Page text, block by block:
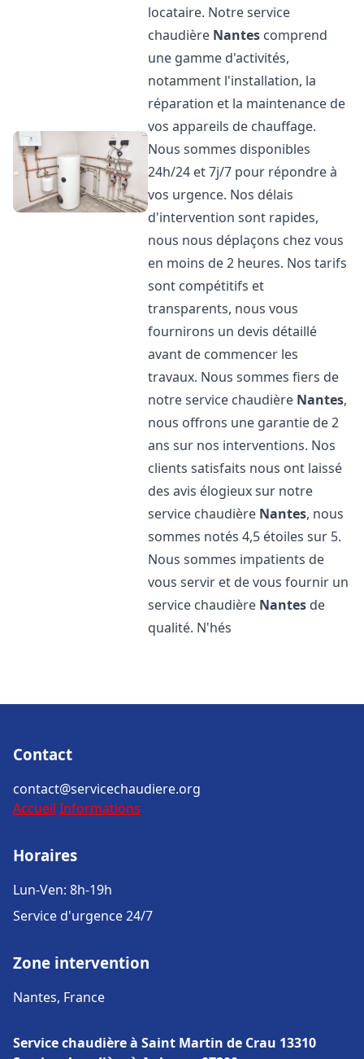
locataire. Notre service
chaudière Nantes comprend
une gamme d'activités,
notamment l'installation, la
réparation et la maintenance de
vos appareils de chauffage.
Nous sommes disponibles
24h/24 et 7j/7 pour répondre à
vos urgence. Nos délais
d'intervention sont rapides,
nous nous déplaçons chez vous
en moins de 2 heures. Nos tarifs
sont compétitifs et
transparents, nous vous
fournirons un devis détaillé
avant de commencer les
travaux. Nous sommes fiers de
notre service chaudière Nantes,
nous offrons une garantie de 2
ans sur nos interventions. Nos
clients satisfaits nous ont laissé
des avis élogieux sur notre
service chaudière Nantes, nous
sommes notés 4,5 étoiles sur 5.
Nous sommes impatients de
vous servir et de vous fournir un
service chaudière Nantes de
qualité. N'hés
Contact
contact@servicechaudiere.org
Accueil Informations
Horaires
Lun-Ven: 8h-19h
Service d'urgence 24/7
Zone intervention
Nantes, France
Service chaudière à Saint Martin de Crau 13310